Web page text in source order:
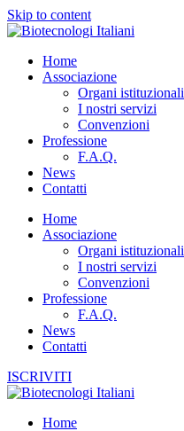
Skip to content
Home
Associazione
Organi istituzionali
I nostri servizi
Convenzioni
Professione
F.A.Q.
News
Contatti
Home
Associazione
Organi istituzionali
I nostri servizi
Convenzioni
Professione
F.A.Q.
News
Contatti
ISCRIVITI
Home